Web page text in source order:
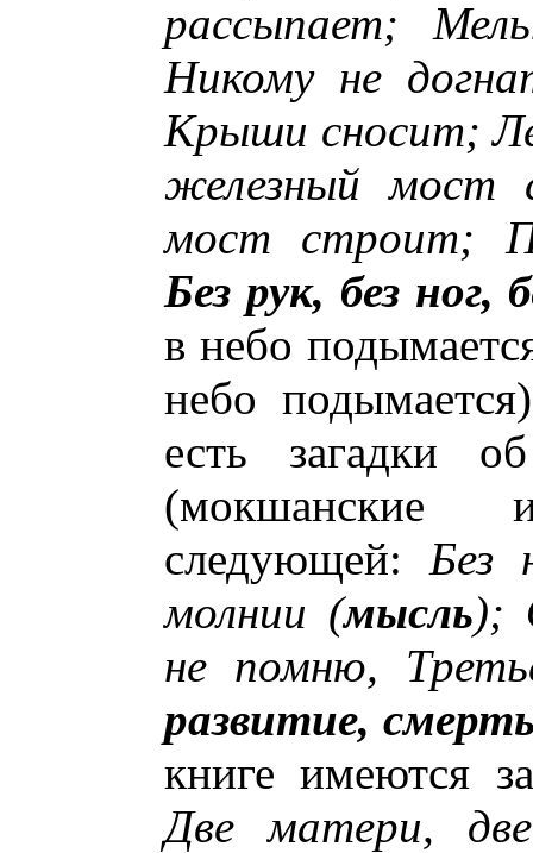
рассыпает;
Никому не
Крыши сносит;
железный мост
мост строит;
Без рук, без ног,
в небо
небо
есть загадки
(мокшанские
следующей:Без
молнии (мысль);
не помню,
развитие,
книге имеются
Две матери,